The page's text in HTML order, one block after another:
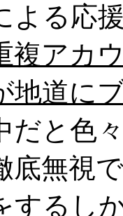
よる応
複アカ
地道に
だと色
底無視
するし